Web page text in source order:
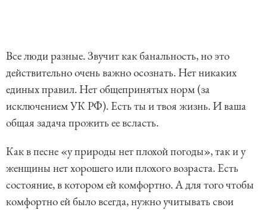
Все люди разные. Звучит как банальность, но это
действительно очень важно осознать. Нет никаких
единых правил. Нет общепринятых норм (за
исключением УК РФ). Есть ты и твоя жизнь. И ваша
общая задача прожить ее всласть.
Как в песне «у природы нет плохой погоды», так и у
женщины нет хорошего или плохого возраста. Есть
состояние, в котором ей комфортно. А для того чтобы
комфортно ей было всегда, нужно учитывать свои